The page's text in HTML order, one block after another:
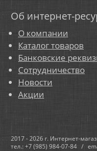
Об интернет-
О компании
Каталог товаров
Банковские
Сотрудничество
Новости
Акции
2017 - 2026 г. Интернет-
тел.: +7 (985) 984-07-84 /